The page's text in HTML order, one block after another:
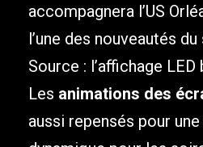
accompagnera l’US
l’une des nouveautés
Source : l’affichage
Les animations des
aussi repensés pour